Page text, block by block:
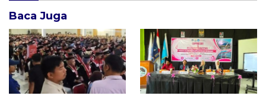
Baca Juga